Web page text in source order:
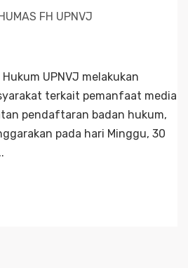
FH UPNVJ
UPNVJ melakukan
terkait pemanfaat media
pendaftaran badan hukum,
pada hari Minggu, 30